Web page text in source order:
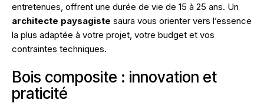
entretenues, offrent une durée de vie de 15 à 25 ans. Un
architecte paysagiste saura vous orienter vers l’essence
la plus adaptée à votre projet, votre budget et vos
contraintes techniques.
Bois composite : innovation et
praticité